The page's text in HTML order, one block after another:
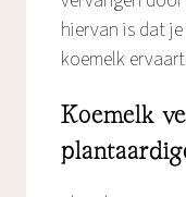
hiervan is dat
koemelk
Koemelk